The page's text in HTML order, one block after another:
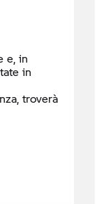
e, in
in
troverà